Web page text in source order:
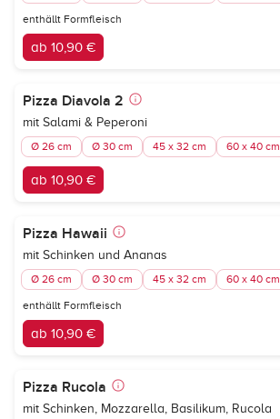
enthällt Formfleisch
ab 10,90 €
Pizza Diavola 2
mit Salami & Peperoni
Ø 26 cm Ø 30 cm 45 x 32 cm 60 x 40 cm
ab 10,90 €
Pizza Hawaii
mit Schinken und Ananas
Ø 26 cm Ø 30 cm 45 x 32 cm 60 x 40 cm
enthällt Formfleisch
ab 10,90 €
Pizza Rucola
mit Schinken, Mozzarella, Basilikum, Rucola